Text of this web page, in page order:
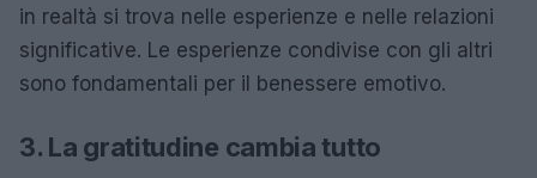
in realtà si trova nelle esperienze e nelle relazioni
significative. Le esperienze condivise con gli altri
sono fondamentali per il benessere emotivo.
3. La gratitudine cambia tutto